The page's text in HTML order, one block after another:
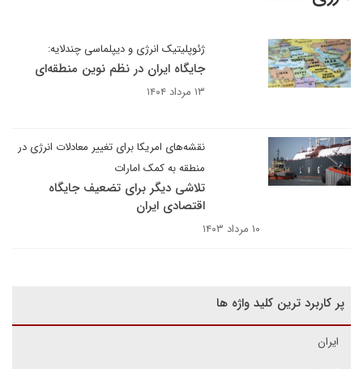
ژئوپلیتیک انرژی و دیپلماسی چندلایه:
جایگاه ایران در نظم نوین منطقه‌ای
۱۳ مرداد ۱۴۰۴
نقشه‌های امریکا برای تغییر معادلات انرژی در
منطقه به کمک امارات
تلاشی دیگر برای تضعیف جایگاه
اقتصادی ایران
۱۰ مرداد ۱۴۰۳
پر کاربرد ترین کلید واژه ها
ایران